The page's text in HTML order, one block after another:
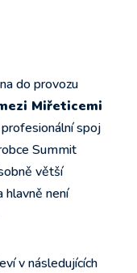
do provozu
Miřeticemi
spoj
Summit
větší
hlavně není
v následujících